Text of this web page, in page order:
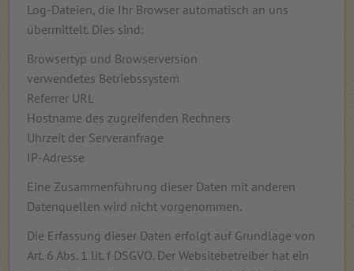
Log-Dateien, die Ihr Browser automatisch an uns
übermittelt. Dies sind:
Browsertyp und Browserversion
verwendetes Betriebssystem
Referrer URL
Hostname des zugreifenden Rechners
Uhrzeit der Serveranfrage
IP-Adresse
Eine Zusammenführung dieser Daten mit anderen
Datenquellen wird nicht vorgenommen.
Die Erfassung dieser Daten erfolgt auf Grundlage von
Art. 6 Abs. 1 lit. f DSGVO. Der Websitebetreiber hat ein